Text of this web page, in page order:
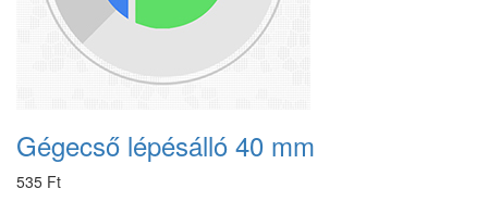
Gégecső lépésálló 40 mm
535 Ft